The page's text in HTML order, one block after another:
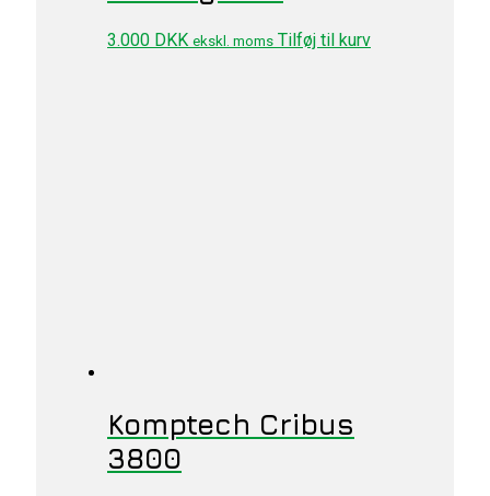
3.000 DKK ekskl. moms Tilføj til kurv
Komptech Cribus
3800